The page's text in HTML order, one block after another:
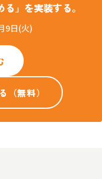
」を実装する。
9日(火)
（無料）